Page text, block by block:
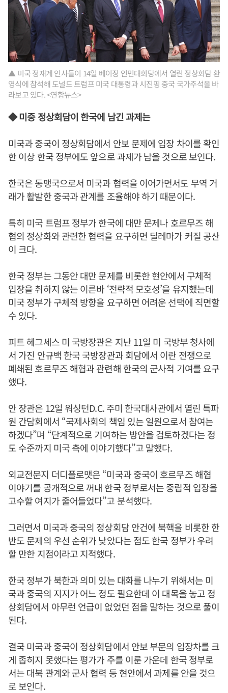
▲ 미국 정재계 인사들이 14일 베이징 인민대회당에서 열린 정상회담 환
영식에 참석해 도널드 트럼프 미국 대통령과 시진핑 중국 국가주석을 바
라보고 있다. <연합뉴스>
◆ 미중 정상회담이 한국에 남긴 과제는
미국과 중국이 정상회담에서 안보 문제에 입장 차이를 확인
한 이상 한국 정부에도 앞으로 과제가 남을 것으로 보인다.
한국은 동맹국으로서 미국과 협력을 이어가면서도 무역 거
래가 활발한 중국과 관계를 조율해야 하기 때문이다.
특히 미국 트럼프 정부가 한국에 대만 문제나 호르무즈 해
협의 정상화와 관련한 협력을 요구하면 딜레마가 커질 공산
이 크다.
한국 정부는 그동안 대만 문제를 비롯한 현안에서 구체적
입장을 취하지 않는 이른바 ‘전략적 모호성’을 유지했는데
미국 정부가 구체적 방향을 요구하면 어려운 선택에 직면할
수 있다.
피트 헤그세스 미 국방장관은 지난 11일 미 국방부 청사에
서 가진 안규백 한국 국방장관과 회담에서 이란 전쟁으로
폐쇄된 호르무즈 해협과 관련해 한국의 군사적 기여를 요구
했다.
안 장관은 12일 워싱턴D.C. 주미 한국대사관에서 열린 특파
원 간담회에서 “국제사회의 책임 있는 일원으로서 참여는
하겠다”며 “단계적으로 기여하는 방안을 검토하겠다는 정
도 수준까지 미국 측에 이야기했다”고 말했다.
외교전문지 더디플로맷은 “미국과 중국이 호르무즈 해협
이야기를 공개적으로 꺼내 한국 정부로서는 중립적 입장을
고수할 여지가 줄어들었다”고 분석했다.
그러면서 미국과 중국의 정상회담 안건에 북핵을 비롯한 한
반도 문제의 우선 순위가 낮았다는 점도 한국 정부가 우려
할 만한 지점이라고 지적했다.
한국 정부가 북한과 의미 있는 대화를 나누기 위해서는 미
국과 중국의 지지가 어느 정도 필요한데 이 대목을 놓고 정
상회담에서 아무런 언급이 없었던 점을 말하는 것으로 풀이
된다.
결국 미국과 중국이 정상회담에서 안보 부문의 입장차를 크
게 좁히지 못했다는 평가가 주를 이룬 가운데 한국 정부로
서는 대북 관계와 군사 협력 등 현안에서 과제를 안을 것으
로 보인다.